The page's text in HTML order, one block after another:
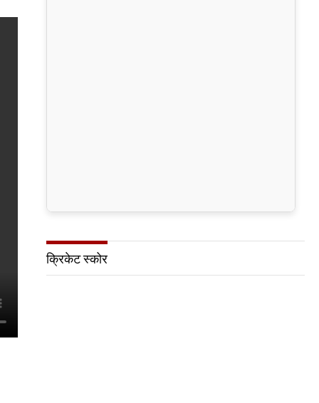
क्रिकेट स्कोर